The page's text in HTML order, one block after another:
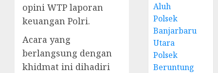
opini WTP laporan
keuangan Polri.
Acara yang
berlangsung dengan
khidmat ini dihadiri
Aluh
Polsek
Banjarbaru
Utara
Polsek
Beruntung